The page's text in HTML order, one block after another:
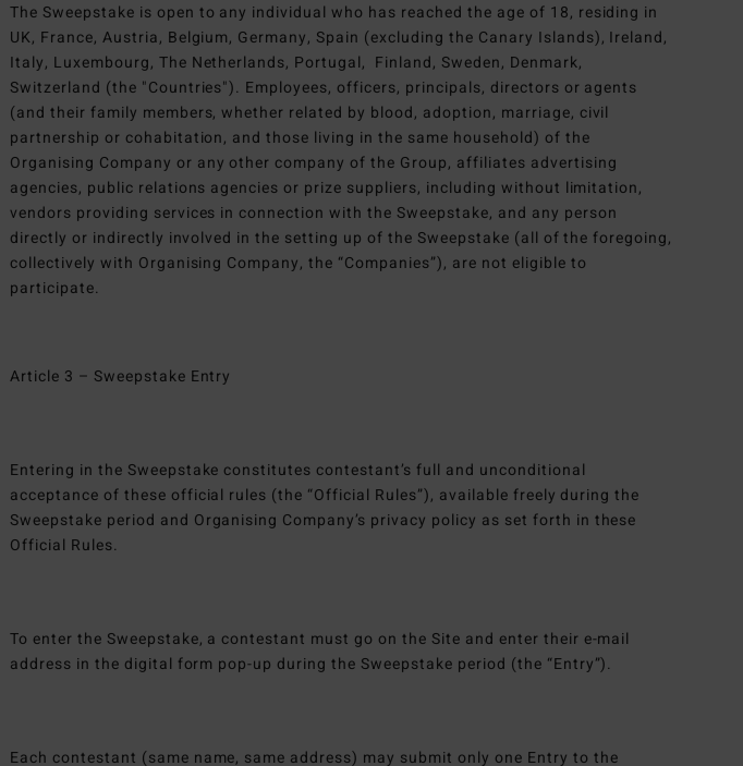
The Sweepstake is open to any individual who has reached the age of 18, residing in
UK, France, Austria, Belgium, Germany, Spain (excluding the Canary Islands), Ireland,
Italy, Luxembourg, The Netherlands, Portugal, Finland, Sweden, Denmark,
Switzerland (the "Countries"). Employees, officers, principals, directors or agents
(and their family members, whether related by blood, adoption, marriage, civil
partnership or cohabitation, and those living in the same household) of the
Organising Company or any other company of the Group, affiliates advertising
agencies, public relations agencies or prize suppliers, including without limitation,
vendors providing services in connection with the Sweepstake, and any person
directly or indirectly involved in the setting up of the Sweepstake (all of the foregoing,
collectively with Organising Company, the “Companies”), are not eligible to
participate.
Article 3 – Sweepstake Entry
Entering in the Sweepstake constitutes contestant’s full and unconditional
acceptance of these official rules (the “Official Rules”), available freely during the
Sweepstake period and Organising Company’s privacy policy as set forth in these
Official Rules.
To enter the Sweepstake, a contestant must go on the Site and enter their e-mail
address in the digital form pop-up during the Sweepstake period (the “Entry”).
Each contestant (same name, same address) may submit only one Entry to the